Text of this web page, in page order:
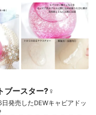
ブースター?‍♀️
発売したDEWキャビアドッ
＿ ＿ ＿ ＿ ＿ ＿ ＿ ＿ ＿